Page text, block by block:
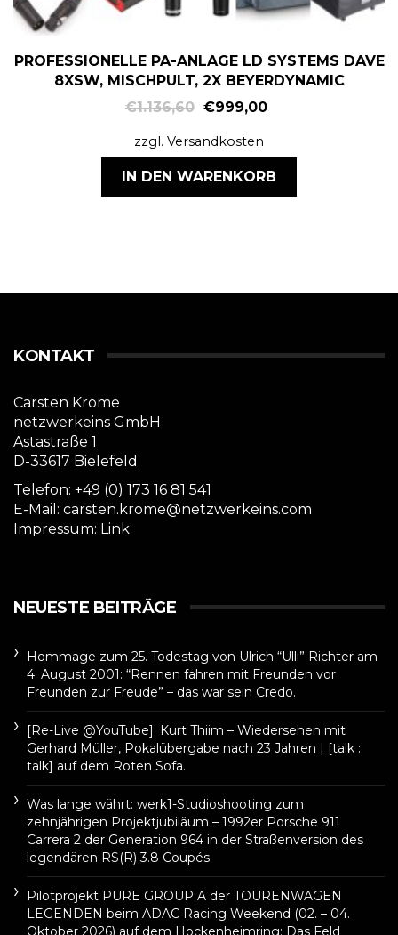
PROFESSIONELLE PA-ANLAGE LD SYSTEMS DAVE
8XSW, MISCHPULT, 2X BEYERDYNAMIC
€1.136,60 €999,00
zzgl. Versandkosten
IN DEN WARENKORB
KONTAKT
Carsten Krome
netzwerkeins GmbH
Astastraße 1
D-33617 Bielefeld
Telefon: +49 (0) 173 16 81 541
E-Mail: carsten.krome@netzwerkeins.com
Impressum: Link
NEUESTE BEITRÄGE
Hommage zum 25. Todestag von Ulrich “Ulli” Richter am
4. August 2001: “Rennen fahren mit Freunden vor
Freunden zur Freude” – das war sein Credo.
[Re-Live @YouTube]: Kurt Thiim – Wiedersehen mit
Gerhard Müller, Pokalübergabe nach 23 Jahren | [talk :
talk] auf dem Roten Sofa.
Was lange währt: werk1-Studioshooting zum
zehnjährigen Projektjubiläum – 1992er Porsche 911
Carrera 2 der Generation 964 in der Straßenversion des
legendären RS(R) 3.8 Coupés.
Pilotprojekt PURE GROUP A der TOURENWAGEN
LEGENDEN beim ADAC Racing Weekend (02. – 04.
Oktober 2026) auf dem Hockenheimring: Das Feld